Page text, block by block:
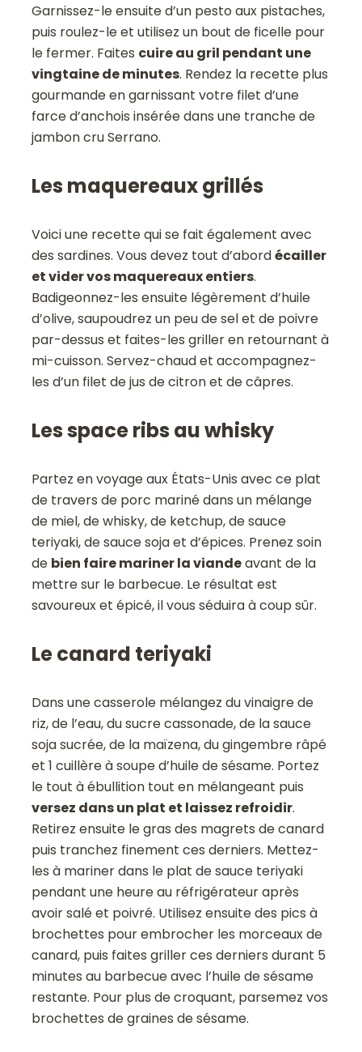
Garnissez-le ensuite d’un pesto aux pistaches,
puis roulez-le et utilisez un bout de ficelle pour
le fermer. Faites cuire au gril pendant une
vingtaine de minutes. Rendez la recette plus
gourmande en garnissant votre filet d’une
farce d’anchois insérée dans une tranche de
jambon cru Serrano.
Les maquereaux grillés
Voici une recette qui se fait également avec
des sardines. Vous devez tout d’abordécailler
et vider vos maquereaux entiers.
Badigeonnez-les ensuite légèrement d’huile
d’olive, saupoudrez un peu de sel et de poivre
par-dessus et faites-les griller en retournant à
mi-cuisson. Servez-chaud et accompagnez-
les d’un filet de jus de citron et de câpres.
Les space ribs au whisky
Partez en voyage aux États-Unis avec ce plat
de travers de porc mariné dans un mélange
de miel, de whisky, de ketchup, de sauce
teriyaki, de sauce soja et d’épices. Prenez soin
de bien faire mariner la viandeavant de la
mettre sur le barbecue. Le résultat est
savoureux et épicé, il vous séduira à coup sûr.
Le canard teriyaki
Dans une casserole mélangez du vinaigre de
riz, de l’eau, du sucre cassonade, de la sauce
soja sucrée, de la maïzena, du gingembre râpé
et 1 cuillère à soupe d’huile de sésame. Portez
le tout à ébullition tout en mélangeant puis
versez dans un plat et laissez refroidir.
Retirez ensuite le gras des magrets de canard
puis tranchez finement ces derniers. Mettez-
les à mariner dans le plat de sauce teriyaki
pendant une heure au réfrigérateur après
avoir salé et poivré. Utilisez ensuite des pics à
brochettes pour embrocher les morceaux de
canard, puis faites griller ces derniers durant 5
minutes au barbecue avec l’huile de sésame
restante. Pour plus de croquant, parsemez vos
brochettes de graines de sésame.